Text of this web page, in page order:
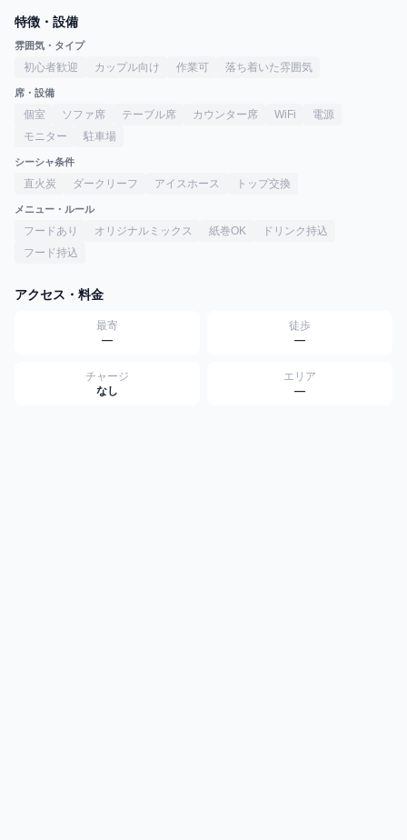
特徴・設備
雰囲気・タイプ
初心者歓迎 カップル向け 作業可 落ち着いた雰囲気
席・設備
個室 ソファ席 テーブル席 カウンター席 WiFi
電源
モニター
駐車場
シーシャ条件
直火炭 ダークリーフ アイスホース トップ交換
メニュー・ルール
フードあり オリジナルミックス 紙巻OK
ドリンク持込
フード持込
アクセス・料金
最寄
—
徒歩
—
チャージ
なし
エリア
—